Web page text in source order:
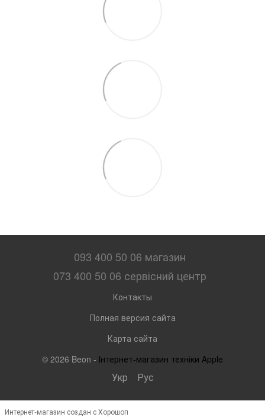
093 400 50 06 магазин
073 400 50 06 сервісний центр
Контакты
Полная версия сайта
Карта сайта
© 2026 Beon - Інтернет-магазин техніки Apple
Укр Рус
Интернет-магазин создан с Хорошоп